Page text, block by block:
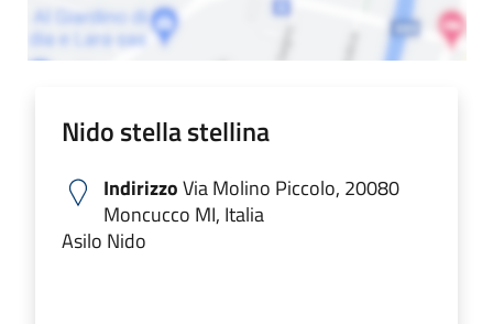
Nido stella stellina
IndirizzoVia Molino Piccolo, 20080
Moncucco MI, Italia
Asilo Nido